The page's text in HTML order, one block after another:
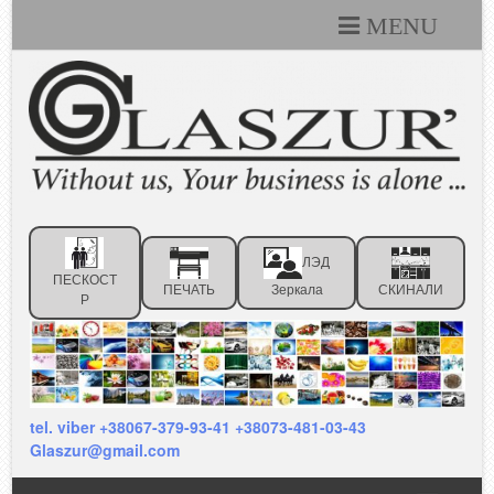
MENU
Каталоги
Технические условия
Портфолио
Контакты
Отзывы клиентов
ПЕСКОСТ
Р
ПЕЧАТЬ
ЛЭД
Зеркала
СКИНАЛИ
tel. viber +38067-379-93-41 +38073-481-03-43
Glaszur@gmail.com